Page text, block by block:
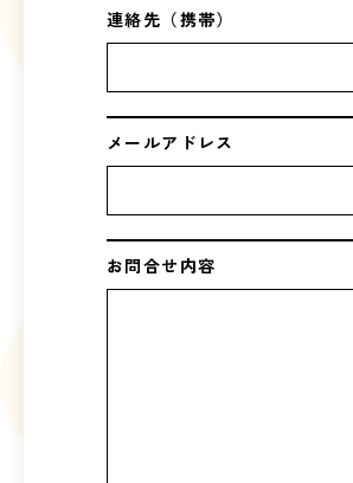
連絡先（携帯）
メールアドレス
お問合せ内容